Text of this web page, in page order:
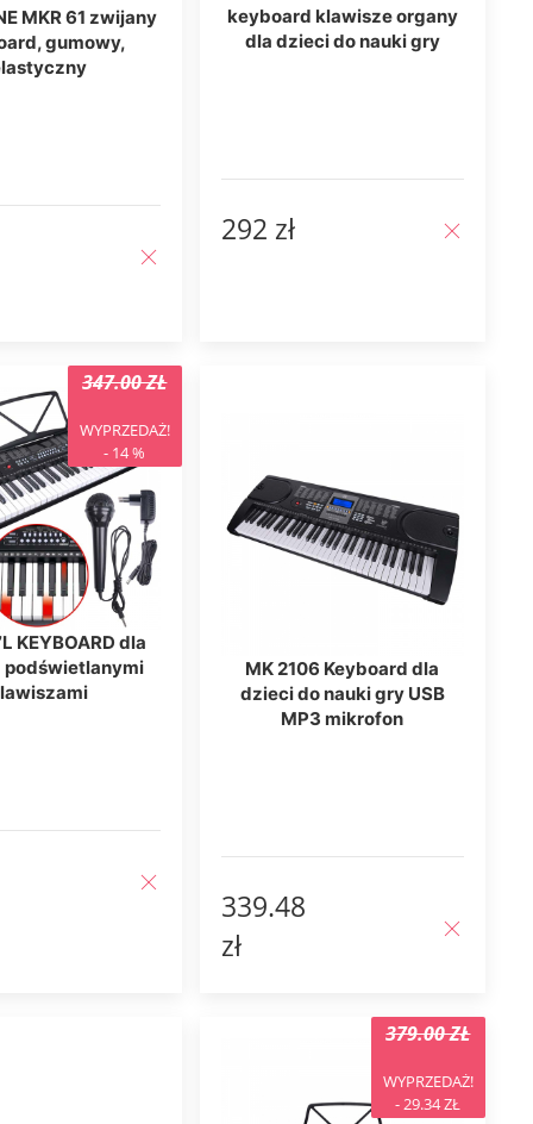
MKR 61 zwijany
gumowy,
keyboard klawisze organy
dla dzieci do nauki gry
292 zł
347.00 ZŁ
WYPRZEDAŻ!
- 14 %
KEYBOARD dla
podświetlanymi
MK 2106 Keyboard dla
dzieci do nauki gry USB
MP3 mikrofon
339.48
zł
379.00 ZŁ
WYPRZEDAŻ!
- 29.34 ZŁ